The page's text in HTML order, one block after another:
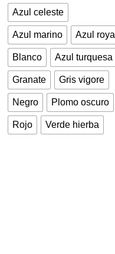
era:
15,75 €.
es:
Azul celeste
Azul marino Azul royal
Blanco Azul turquesa
Granate Gris vigore
Negro Plomo oscuro
Rojo Verde hierba